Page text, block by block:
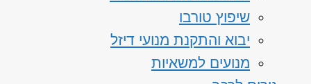
שיפוץ טורבו
יבוא והתקנת מנועי דיזל
מנועים למשאיות